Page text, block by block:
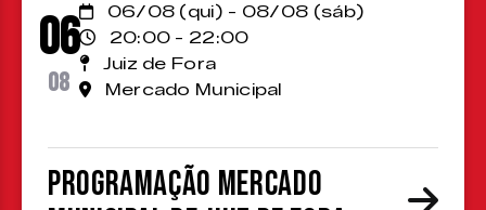
06
08
06/08 (qui) - 08/08 (sáb)
20:00 - 22:00
Juiz de Fora
Mercado Municipal
Programação Mercado